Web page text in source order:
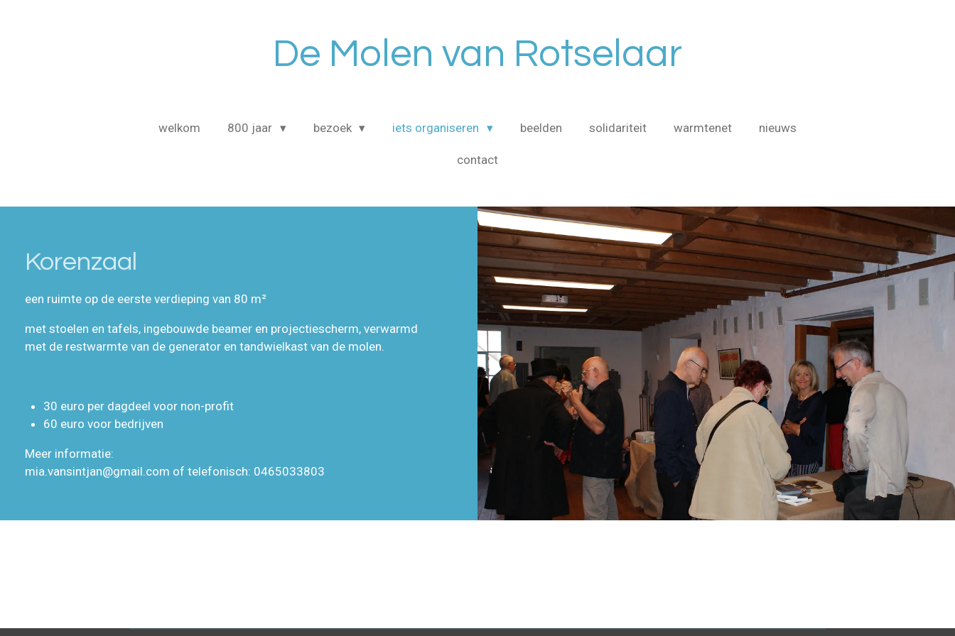
De Molen van Rotselaar
welkom 800 jaar bezoek iets organiseren beelden solidariteit warmtenet nieuws
contact
Korenzaal
een ruimte op de eerste verdieping van 80 m²
met stoelen en tafels, ingebouwde beamer en projectiescherm, verwarmd
met de restwarmte van de generator en tandwielkast van de molen.
30 euro per dagdeel voor non-profit
60 euro voor bedrijven
Meer informatie:
mia.vansintjan@gmail.com of telefonisch: 0465033803